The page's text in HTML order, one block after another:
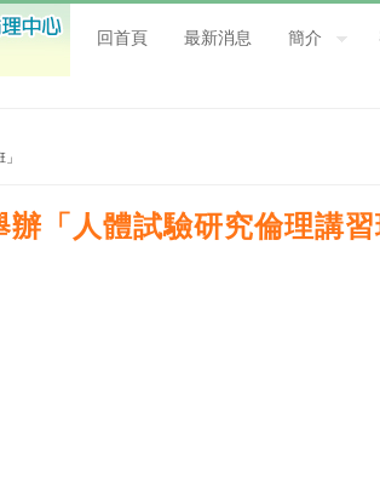
回首頁 最新消息 簡介
「人體試驗研究倫理講習